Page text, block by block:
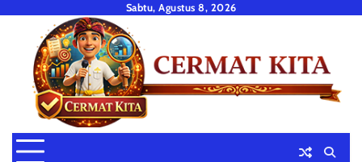
content
Sabtu, Agustus 8, 2026